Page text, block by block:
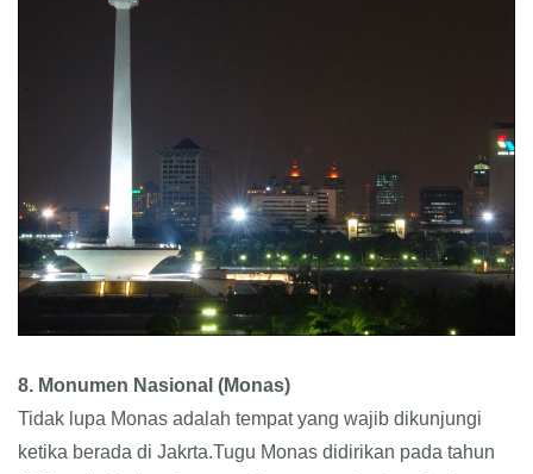
8. Monumen Nasional (Monas)
Tidak lupa Monas adalah tempat yang wajib dikunjungi
ketika berada di Jakrta.Tugu Monas didirikan pada tahun